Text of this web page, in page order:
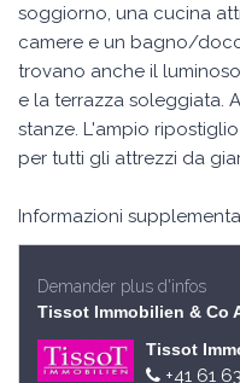
soggiorno, una cucina
camere e un bagno/
trovano anche il
e la terrazza soleggiata.
stanze. L'ampio
per tutti gli attrezzi da
Informazioni
Demander plus d'infos
Tissot Immobilien & Co
Tissot
+41 61